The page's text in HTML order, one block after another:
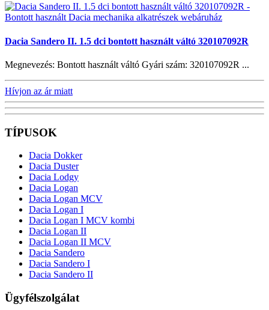
Dacia Sandero II. 1.5 dci bontott használt váltó 320107092R
Megnevezés: Bontott használt váltó Gyári szám: 320107092R ...
Hívjon az ár miatt
TÍPUSOK
Dacia Dokker
Dacia Duster
Dacia Lodgy
Dacia Logan
Dacia Logan MCV
Dacia Logan I
Dacia Logan I MCV kombi
Dacia Logan II
Dacia Logan II MCV
Dacia Sandero
Dacia Sandero I
Dacia Sandero II
Ügyfélszolgálat